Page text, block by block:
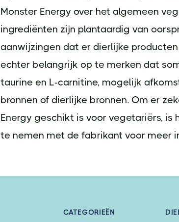
Monster Energy over het algemeen
ingrediënten zijn plantaardig van
aanwijzingen dat er dierlijke
echter belangrijk op te merken dat
taurine en L-carnitine, mogelijk
bronnen of dierlijke bronnen. Om er
Energy geschikt is voor vegetariërs,
te nemen met de fabrikant voor meer
CATEGORIEËN